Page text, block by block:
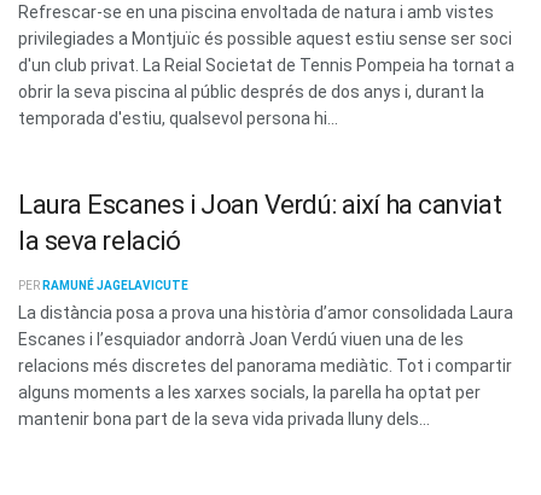
Refrescar-se en una piscina envoltada de natura i amb vistes
privilegiades a Montjuïc és possible aquest estiu sense ser soci
d'un club privat. La Reial Societat de Tennis Pompeia ha tornat a
obrir la seva piscina al públic després de dos anys i, durant la
temporada d'estiu, qualsevol persona hi...
Laura Escanes i Joan Verdú: així ha canviat
la seva relació
PER RAMUNÉ JAGELAVICUTE
La distància posa a prova una història d’amor consolidada Laura
Escanes i l’esquiador andorrà Joan Verdú viuen una de les
relacions més discretes del panorama mediàtic. Tot i compartir
alguns moments a les xarxes socials, la parella ha optat per
mantenir bona part de la seva vida privada lluny dels...